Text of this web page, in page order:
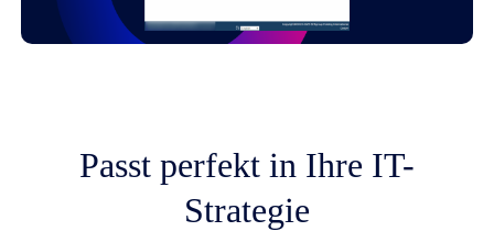
Passt perfekt in Ihre IT-
Strategie